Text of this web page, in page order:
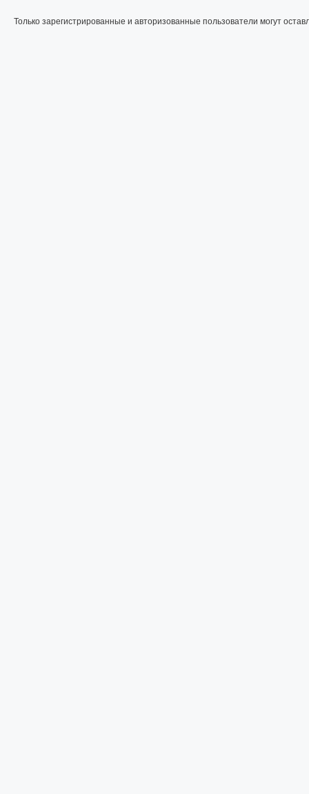
Только зарегистрированные и авторизованные пользователи могут